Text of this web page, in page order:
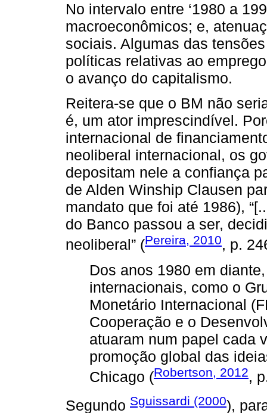
No intervalo entre ‘1980 a
macroeconômicos; e,
sociais. Algumas das
políticas relativas ao
o avanço do capitalismo.
Reitera-se que o BM não
é, um ator imprescindível.
internacional de
neoliberal internacional, os
depositam nele a confiança
de Alden Winship Clausen
mandato que foi até 1986),
do Banco passou a ser,
neoliberal” (Pereira, 2010, p.
Dos anos 1980 em
internacionais, como o
Monetário Internacional
Cooperação e o
atuaram num papel cada
promoção global das
Chicago (Robertson, 2012,
Segundo Sguissardi (2000),